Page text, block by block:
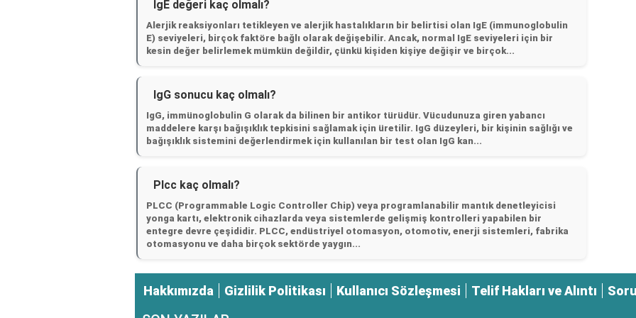
IgE değeri kaç olmalı?
Alerjik reaksiyonları tetikleyen ve alerjik hastalıkların bir belirtisi olan IgE (immunoglobulin
E) seviyeleri, birçok faktöre bağlı olarak değişebilir. Ancak, normal IgE seviyeleri için bir
kesin değer belirlemek mümkün değildir, çünkü kişiden kişiye değişir ve birçok...
IgG sonucu kaç olmalı?
IgG, immünoglobulin G olarak da bilinen bir antikor türüdür. Vücudunuza giren yabancı
maddelere karşı bağışıklık tepkisini sağlamak için üretilir. IgG düzeyleri, bir kişinin sağlığı ve
bağışıklık sistemini değerlendirmek için kullanılan bir test olan IgG kan...
Plcc kaç olmalı?
PLCC (Programmable Logic Controller Chip) veya programlanabilir mantık denetleyicisi
yonga kartı, elektronik cihazlarda veya sistemlerde gelişmiş kontrolleri yapabilen bir
entegre devre çeşididir. PLCC, endüstriyel otomasyon, otomotiv, enerji sistemleri, fabrika
otomasyonu ve daha birçok sektörde yaygın...
Hakkımızda Gizlilik Politikası Kullanıcı Sözleşmesi Telif Hakları ve Alıntı